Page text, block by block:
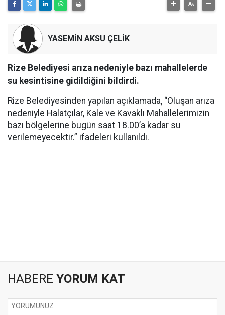
YASEMİN AKSU ÇELİK
Rize Belediyesi arıza nedeniyle bazı mahallelerde
su kesintisine gidildiğini bildirdi.
Rize Belediyesinden yapılan açıklamada, “Oluşan arıza
nedeniyle Halatçılar, Kale ve Kavaklı Mahallelerimizin
bazı bölgelerine bugün saat 18.00’a kadar su
verilemeyecektir.” ifadeleri kullanıldı.
HABERE YORUM KAT